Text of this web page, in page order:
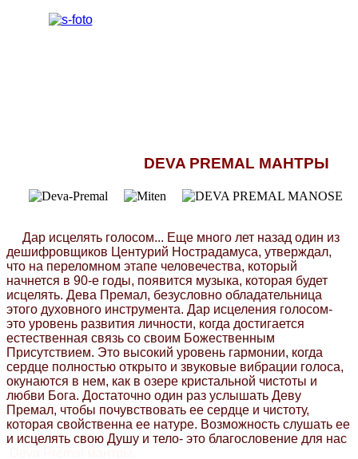
DEVA PREMAL МАНТРЫ
Дар исцелять голосом... Еще много лет назад один из
дешифровщиков Центурий Нострадамуса, утверждал,
что на переломном этапе человечества, который
начнется в 90-е годы, появится музыка, которая будет
исцелять. Дева Премал, безусловно обладательница
этого духовного инструмента. Дар исцеления голосом-
это уровень развития личности, когда достигается
естественная связь со своим Божественным
Присутствием. Это высокий уровень гармонии, когда
сердце полностью открыто и звуковые вибрации голоса,
окунаются в нем, как в озере кристальной чистоты и
любви Бога. Достаточно один раз услышать Деву
Премал, чтобы почувствовать ее сердце и чистоту,
которая свойственна ее натуре. Возможность слушать ее
и исцелять свою Душу и тело- это благословение для нас